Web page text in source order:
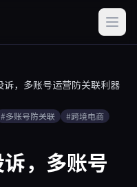
诉，多账号运营防关联利器
#多账号防关联
#跨境电商
，多账号